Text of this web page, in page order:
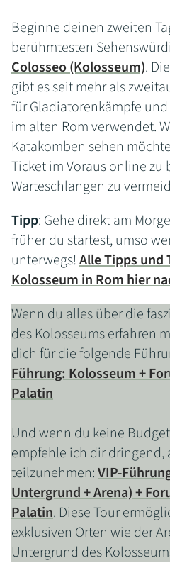
Beginne deinen zweiten
berühmtesten
Colosseo (Kolosseum).
gibt es seit mehr als
für Gladiatorenkämpfe
im alten Rom verwendet.
Katakomben sehen
Ticket im Voraus online zu
Warteschlangen zu
Tipp: Gehe direkt am
früher du startest, umso
unterwegs!Alle Tipps und
Kolosseum in Rom hier
Wenn du alles über die
des Kolosseums erfahren
dich für die folgende
Führung: Kolosseum +
Palatin
Und wenn du keine
empfehle ich dir dringend,
teilzunehmen:VIP-
Untergrund + Arena) +
Palatin. Diese Tour
exklusiven Orten wie der
Untergrund des